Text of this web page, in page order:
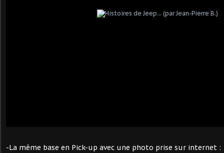
-La même base en Pick-up avec une photo prise sur internet :